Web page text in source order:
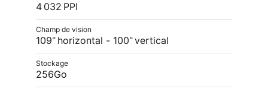
4 032 PPI
Champ de vision
109° horizontal - 100° vertical
Stockage
256Go